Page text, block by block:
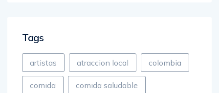
Tags
artistas atraccion local colombia
comida comida saludable